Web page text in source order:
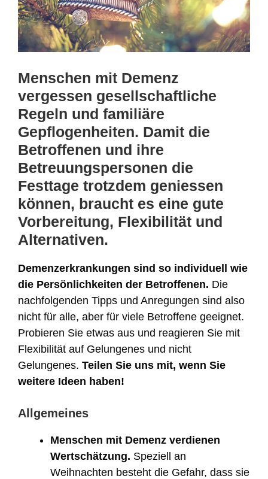
Menschen mit Demenz
vergessen gesellschaftliche
Regeln und familiäre
Gepflogenheiten. Damit die
Betroffenen und ihre
Betreuungspersonen die
Festtage trotzdem geniessen
können, braucht es eine gute
Vorbereitung, Flexibilität und
Alternativen.
Demenzerkrankungen sind so individuell wie
die Persönlichkeiten der Betroffenen. Die
nachfolgenden Tipps und Anregungen sind also
nicht für alle, aber für viele Betroffene geeignet.
Probieren Sie etwas aus und reagieren Sie mit
Flexibilität auf Gelungenes und nicht
Gelungenes. Teilen Sie uns mit, wenn Sie
weitere Ideen haben!
Allgemeines
Menschen mit Demenz verdienen
Wertschätzung. Speziell an
Weihnachten besteht die Gefahr, dass sie